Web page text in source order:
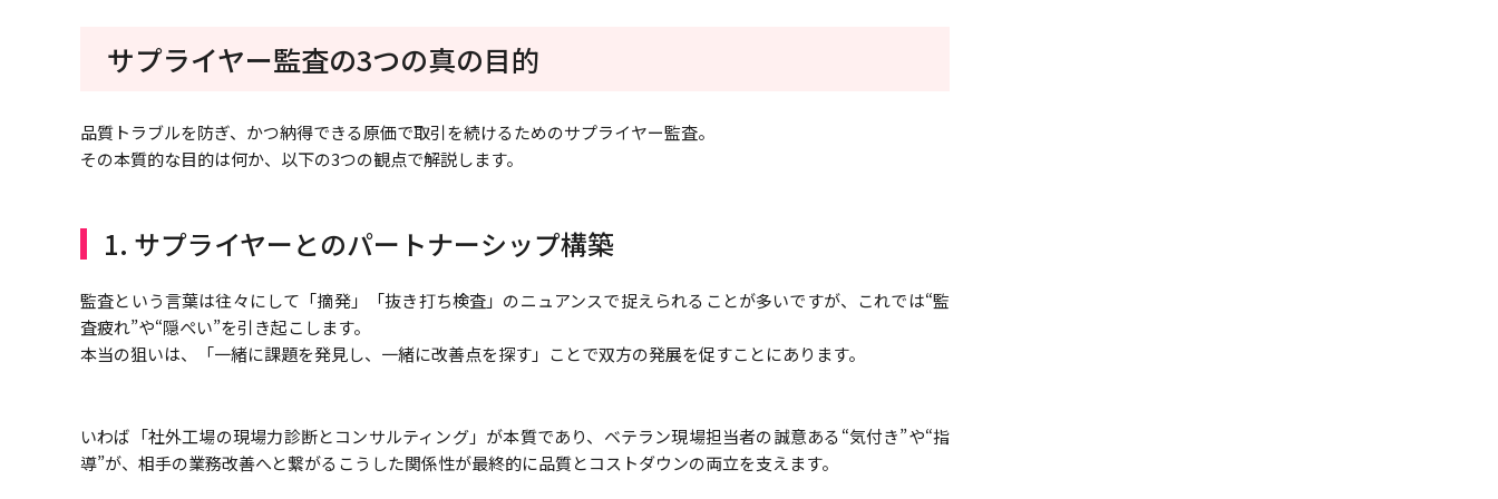
サプライヤー監査の3つの真の目的
品質トラブルを防ぎ、かつ納得できる原価で取引を続けるためのサプライヤー監査。
その本質的な目的は何か、以下の3つの観点で解説します。
1. サプライヤーとのパートナーシップ構築
監査という言葉は往々にして「摘発」「抜き打ち検査」のニュアンスで捉えられることが多いですが、これでは“監
査疲れ”や“隠ぺい”を引き起こします。
本当の狙いは、「一緒に課題を発見し、一緒に改善点を探す」ことで双方の発展を促すことにあります。
いわば「社外工場の現場力診断とコンサルティング」が本質であり、ベテラン現場担当者の誠意ある“気付き”や“指
導”が、相手の業務改善へと繋がる――こうした関係性が最終的に品質とコストダウンの両立を支えます。